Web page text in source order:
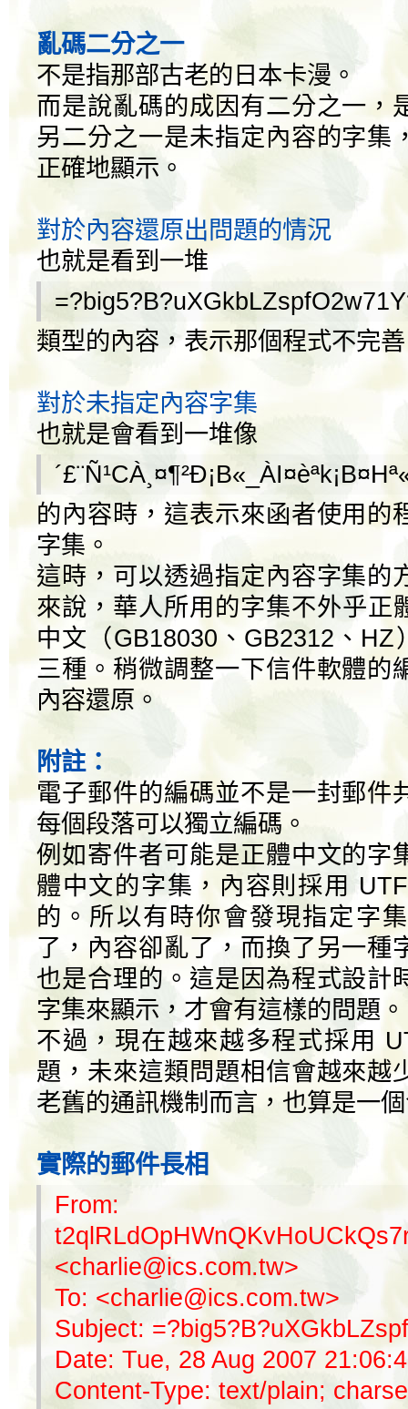
亂碼二分之一
不是指那部古老的日本卡漫。
而是說亂碼的成因有二分之一，
另二分之一是未指定內容的字集
正確地顯示。
對於內容還原出問題的情況
也就是看到一堆
類型的內容，表示那個程式不完
對於未指定內容字集
也就是會看到一堆像
的內容時，這表示來函者使用的
字集。
這時，可以透過指定內容字集的
來說，華人所用的字集不外乎正
中文（GB18030、GB2312、
三種。稍微調整一下信件軟體的
內容還原。
附註：
電子郵件的編碼並不是一封郵件
每個段落可以獨立編碼。
例如寄件者可能是正體中文的字
體中文的字集，內容則採用
的。所以有時你會發現指定字
了，內容卻亂了，而換了另一種
也是合理的。這是因為程式設計
字集來顯示，才會有這樣的問題。
不過，現在越來越多程式採用
題，未來這類問題相信會越來越
老舊的通訊機制而言，也算是一
實際的郵件長相
From:
<charlie@ics.com.tw>
To: <charlie@ics.com.tw>
Subject:
Date: Tue, 28 Aug 2007
Content-Type: text/plain;